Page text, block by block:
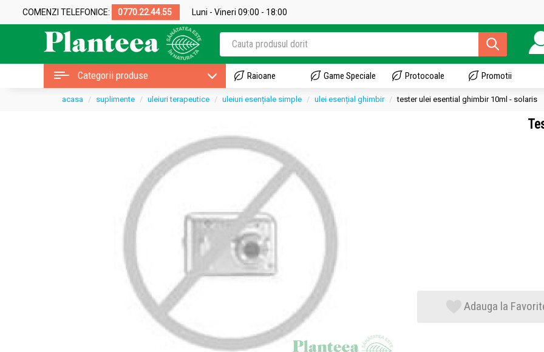
COMENZI TELEFONICE: 0770.22.44.55 Luni - Vineri 09:00 - 18:00
Categorii produse Raioane Game Speciale Protocoale Promotii
acasa suplimente uleiuri terapeutice uleiuri esențiale simple ulei esențial ghimbir tester ulei esential ghimbir 10ml - solaris
Adauga la